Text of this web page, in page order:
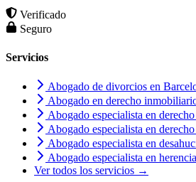
Verificado
Seguro
Servicios
Abogado de divorcios en
Abogado en derecho
Abogado especialista en
Abogado especialista en
Abogado especialista en
Abogado especialista en
Ver todos los servicios →